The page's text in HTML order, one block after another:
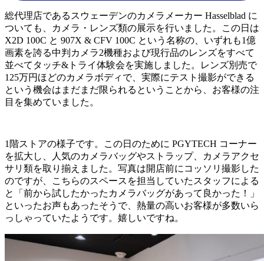
総代理店であるスウェーデンのカメラメーカー Hasselblad に
ついても、カメラ・レンズ類の展示を行いました。この日は
X2D 100C と 907X & CFV 100C という名称の、いずれも1億
画素を誇る中判カメラ2機種および現行品のレンズをすべて
並べてタッチ&トライ体験会を実施しました。レンズ別売で
125万円ほどのカメラボディで、実際にテスト撮影ができる
という機会はまだまだ限られるということから、お客様の注
目を集めていました。
1階ストアの様子です。この日のために PGYTECH コーナー
を拡大し、人気のカメラバッグやストラップ、カメラアクセ
サリ類を取り揃えました。写真は開店前にコッソリ撮影した
のですが、こちらのスペースを担当していたスタッフによる
と「前から試したかったカメラバッグがあって良かった！」
といったお声もあったそうで、熱量の高いお客様が多数いら
っしゃっていたようです。嬉しいですね。